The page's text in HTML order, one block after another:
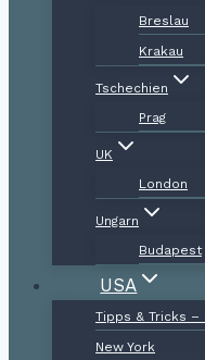
Breslau
Krakau
Tschechien
Prag
UK
London
Ungarn
Budapest
USA
Tipps & Tricks –
New York